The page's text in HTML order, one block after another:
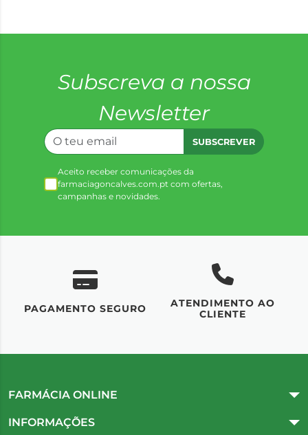
Subscreva a nossa
Newsletter
SUBSCREVER
Aceito receber comunicações da
farmaciagoncalves.com.pt com ofertas,
campanhas e novidades.
PAGAMENTO SEGURO
ATENDIMENTO AO
CLIENTE
FARMÁCIA ONLINE
INFORMAÇÕES